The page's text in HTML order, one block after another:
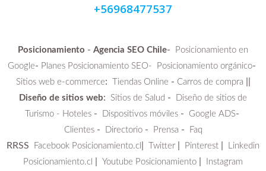
+56968477537
Posicionamiento - Agencia SEO Chile-
Posicionamiento en
Google- Planes Posicionamiento SEO- Posicionamiento orgánico-
Sitios web e-commerce: Tiendas Online - Carros de compra
Diseño de sitios web: Sitios de Salud -
Diseño de sitios de
Turismo - Hoteles- Dispositivos móviles- Google ADS-
Clientes- Directorio- Prensa - Faq
RRSS Facebook Posicionamiento.cl Twitter Pinterest
Linkedin
Posicionamiento.cl
Youtube Posicionamiento Instagram